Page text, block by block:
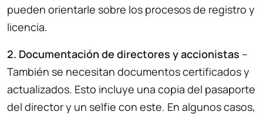
pueden orientarle sobre los procesos de registro y
licencia.
2. Documentación de directores y accionistas –
También se necesitan documentos certificados y
actualizados. Esto incluye una copia del pasaporte
del director y un selfie con este. En algunos casos,